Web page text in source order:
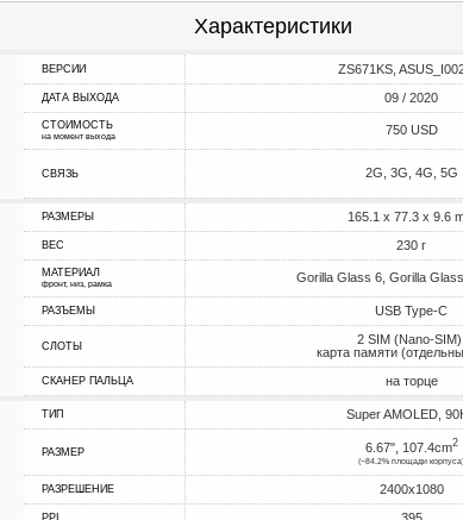
Характеристики
ВЕРСИИ ZS671KS,
ДАТА ВЫХОДА 09 / 2020
СТОИМОСТЬ
на момент выхода 750 USD
СВЯЗЬ 2G, 3G, 4G, 5G
РАЗМЕРЫ 165.1 x 77.3 x 9.6
ВЕС 230 г
МАТЕРИАЛ
фронт, низ, рамка Gorilla Glass 6, Gorilla
РАЗЪЕМЫ USB Type-C
СЛОТЫ
2 SIM (Nano-SIM),
карта памяти
СКАНЕР ПАЛЬЦА на торце
ТИП Super AMOLED,
РАЗМЕР 6.67", 107.4cm2
(~84.2% площади корпуса)
РАЗРЕШЕНИЕ 2400x1080
PPI